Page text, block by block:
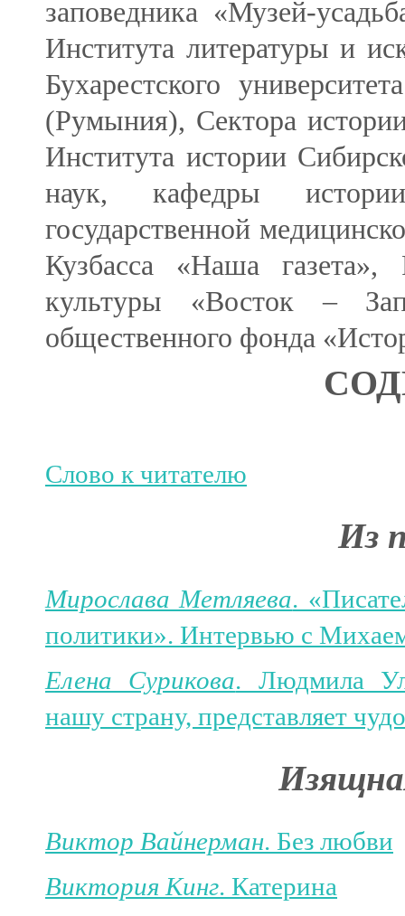
заповедника «Музей-
Института литературы и
Бухарестского
(Румыния), Сектора
Института истории
наук, кафедры
государственной
Кузбасса «Наша газета»,
культуры «Восток –
общественного фонда
Слово к читателю
Из
Мирослава Метляева.
политики». Интервью с
Елена Сурикова. Людмила
нашу страну, представляет
Виктор Вайнерман. Без любви
Виктория Кинг. Катерина